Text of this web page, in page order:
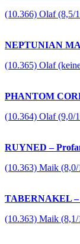
(10.366) Olaf (8,5/
NEPTUNIAN
(10.365) Olaf
PHANTOM
(10.364) Olaf (9,0/
RUYNED –
(10.363) Maik
TABERNAKEL –
(10.363) Maik